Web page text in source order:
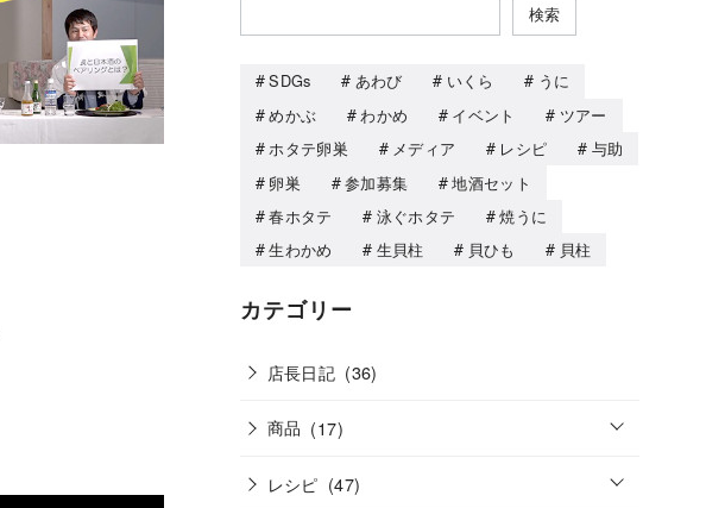
検索
SDGs あわび いくら
うに
めかぶ
わかめ イベント
ツアー
ホタテ卵巣
メディア レシピ
与助
卵巣
参加募集
地酒セット
春ホタテ
泳ぐホタテ
焼うに
生わかめ
生貝柱 貝ひも 貝柱
カテゴリー
店長日記 (36)
商品 (17) o
n
レシピ (47) o